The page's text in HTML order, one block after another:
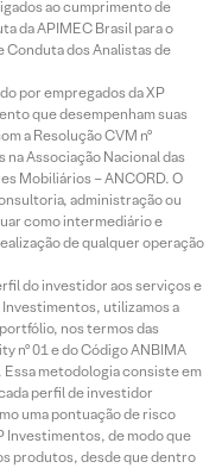
ao cumprimento de
da APIMEC Brasil para o
Conduta dos Analistas de
por empregados da XP
que desempenham suas
a Resolução CVM nº
Associação Nacional das
Mobiliários – ANCORD. O
administração ou
como intermediário e
de qualquer operação
do investidor aos serviços e
utilizamos a
nos termos das
nº 01 e do Código ANBIMA
metodologia consiste em
perfil de investidor
uma pontuação de risco
Investimentos, de modo que
produtos, desde que dentro